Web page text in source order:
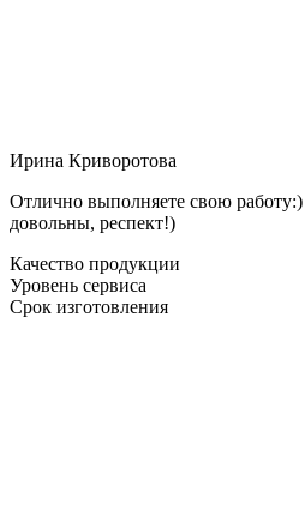
Ирина Криворотова
Отлично выполняете свою работу:)
довольны, респект!)
Качество продукции
Уровень сервиса
Срок изготовления